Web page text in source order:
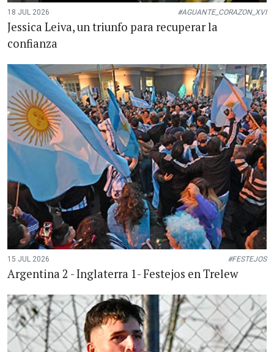
18 JUL 2026 #AGUANTE_CORAZON_XVI
Jessica Leiva, un triunfo para recuperar la
confianza
15 JUL 2026 #FESTEJOS
Argentina 2 - Inglaterra 1- Festejos en Trelew